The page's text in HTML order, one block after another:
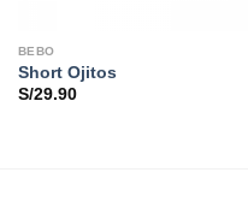
BEBO
Short Ojitos
S/29.90